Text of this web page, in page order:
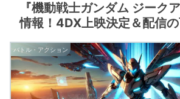
『機動戦士ガンダム ジーク
情報！4DX上映決定＆配信
バトル・アクション